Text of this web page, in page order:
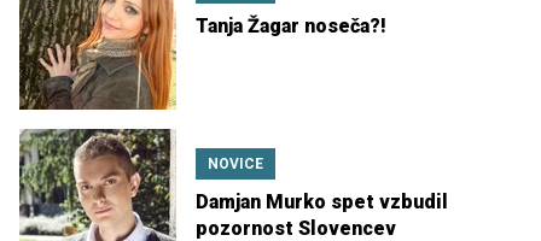
Tanja Žagar noseča?!
NOVICE
Damjan Murko spet vzbudil
pozornost Slovencev